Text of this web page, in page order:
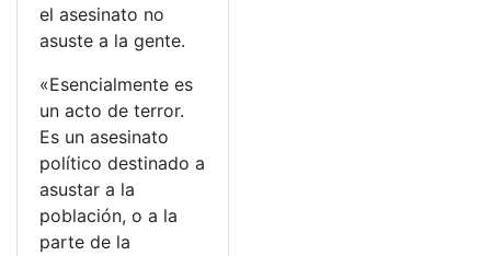
el asesinato no
asuste a la gente.
«Esencialmente es
un acto de terror.
Es un asesinato
político destinado a
asustar a la
población, o a la
parte de la